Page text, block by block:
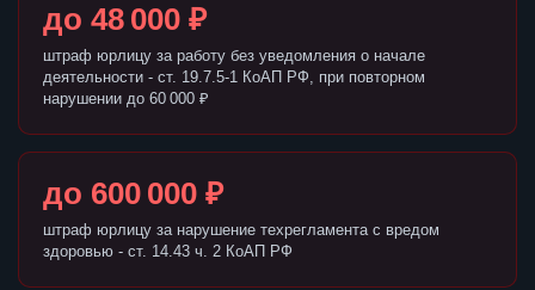
до 48 000 ₽
штраф юрлицу за работу без уведомления о начале
деятельности - ст. 19.7.5-1 КоАП РФ, при повторном
нарушении до 60 000 ₽
до 600 000 ₽
штраф юрлицу за нарушение техрегламента с вредом
здоровью - ст. 14.43 ч. 2 КоАП РФ